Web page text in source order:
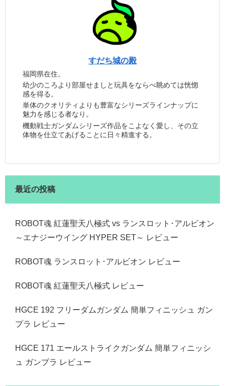
すだち城の殿
福岡県在住。
幼少のころより部屋せましと玩具をならべ眺めては恍惚
感を得る。
単体のクオリティよりも豊富なシリーズラインナップに
魅力を感じる者なり。
機動戦士ガンダムシリーズ作品をこよなく愛し、その立
体物を仕立てあげることに日々精進する。
最近の投稿
ROBOT魂 紅蓮聖天八極式 vs ランスロット･アルビオン
～エナジーウイング HYPER SET～ レビュー
ROBOT魂 ランスロット･アルビオン レビュー
ROBOT魂 紅蓮聖天八極式 レビュー
HGCE 192 フリーダムガンダム 簡単フィニッシュ ガン
プラ レビュー
HGCE 171 エールストライクガンダム 簡単フィニッシ
ュ ガンプラ レビュー